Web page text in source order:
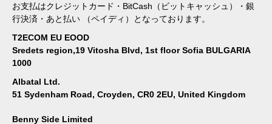
お支払はクレジットカード・BitCash（ビットキャッシュ）・銀
行決済・あと払い （ペイディ）となっております。
T2ECOM EU EOOD
Sredets region,19 Vitosha Blvd, 1st floor Sofia BULGARIA
1000
Albatal Ltd.
51 Sydenham Road, Croyden, CR0 2EU, United Kingdom
Benny Side Limited